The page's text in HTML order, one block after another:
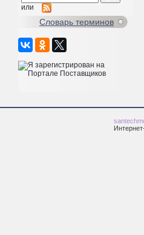
или
Cловарь терминов